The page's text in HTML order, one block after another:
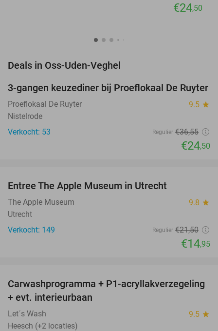
€24,50
Deals in Oss-Uden-Veghel
33%
3-gangen keuzediner bij Proeflokaal De Ruyter
Proeflokaal De Ruyter 9.5 star
Nistelrode
Verkocht: 53
Regulier €36,55
€24,50
TODAY
Entree The Apple Museum in Utrecht
The Apple Museum 9.8 star
Utrecht
Verkocht: 149
Regulier €21,50
€14,95
39%
Carwashprogramma + P1-acryllakverzegeling
+ evt. interieurbaan
Let´s Wash 9.5 star
Heesch (+2 locaties)